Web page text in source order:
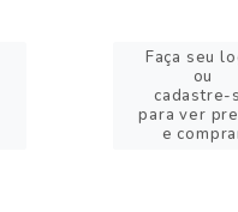
Faça seu
ou
cadastre-
para ver
e